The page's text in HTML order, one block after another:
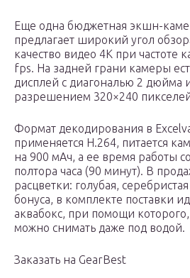
Еще одна бюджетная экшн-
предлагает широкий угол
качество видео 4K при частоте
fps. На задней грани камеры
дисплей с диагональю 2 дюйма
разрешением 320×240
Формат декодирования в
применяется H.264, питается
на 900 мАч, а ее время работы
полтора часа (90 минут). В
расцветки: голубая,
бонуса, в комплекте поставки
аквабокс, при помощи
можно снимать даже под водой.
Заказать на GearBest